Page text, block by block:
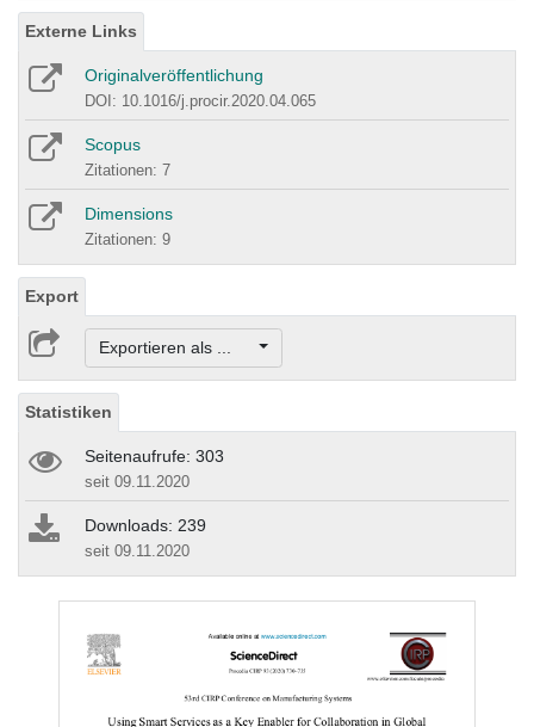
Externe Links
Originalveröffentlichung
DOI: 10.1016/j.procir.2020.04.065
Scopus
Zitationen: 7
Dimensions
Zitationen: 9
Export
Exportieren als ...
Statistiken
Seitenaufrufe: 303
seit 09.11.2020
Downloads: 239
seit 09.11.2020